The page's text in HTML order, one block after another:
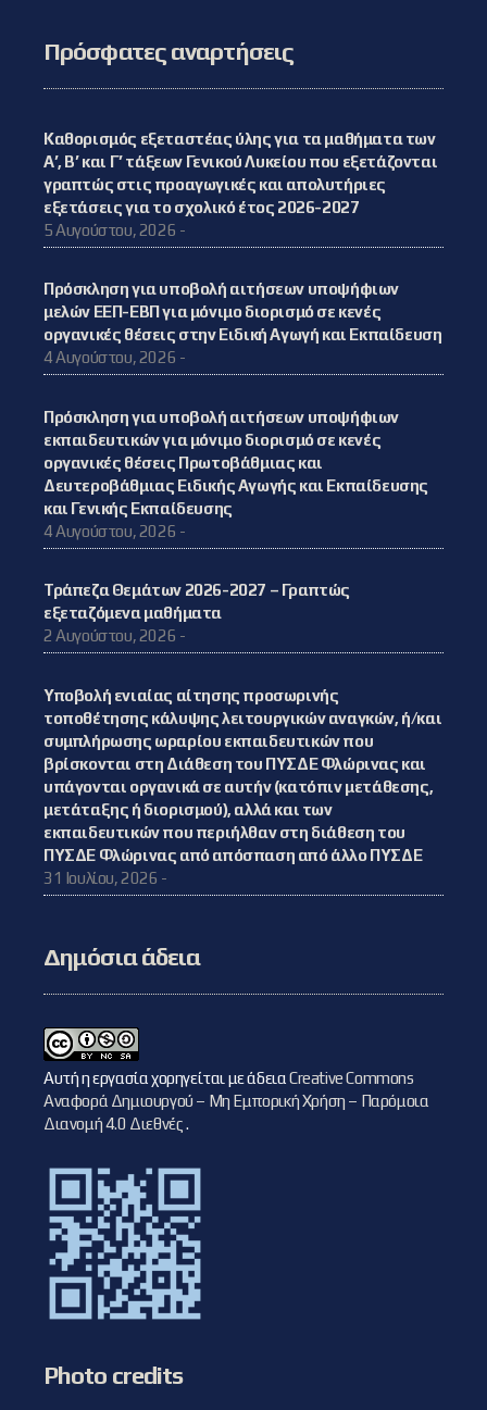
Πρόσφατες αναρτήσεις
Καθορισμός εξεταστέας ύλης για τα μαθήματα των
Α’, Β’ και Γ’ τάξεων Γενικού Λυκείου που εξετάζονται
γραπτώς στις προαγωγικές και απολυτήριες
εξετάσεις για το σχολικό έτος 2026-2027
5 Αυγούστου, 2026 -
Πρόσκληση για υποβολή αιτήσεων υποψήφιων
μελών ΕΕΠ-ΕΒΠ για μόνιμο διορισμό σε κενές
οργανικές θέσεις στην Ειδική Αγωγή και Εκπαίδευση
4 Αυγούστου, 2026 -
Πρόσκληση για υποβολή αιτήσεων υποψήφιων
εκπαιδευτικών για μόνιμο διορισμό σε κενές
οργανικές θέσεις Πρωτοβάθμιας και
Δευτεροβάθμιας Ειδικής Αγωγής και Εκπαίδευσης
και Γενικής Εκπαίδευσης
4 Αυγούστου, 2026 -
Τράπεζα Θεμάτων 2026-2027 – Γραπτώς
εξεταζόμενα μαθήματα
2 Αυγούστου, 2026 -
Υποβολή ενιαίας αίτησης προσωρινής
τοποθέτησης κάλυψης λειτουργικών αναγκών, ή/και
συμπλήρωσης ωραρίου εκπαιδευτικών που
βρίσκονται στη Διάθεση του ΠΥΣΔΕ Φλώρινας και
υπάγονται οργανικά σε αυτήν (κατόπιν μετάθεσης,
μετάταξης ή διορισμού), αλλά και των
εκπαιδευτικών που περιήλθαν στη διάθεση του
ΠΥΣΔΕ Φλώρινας από απόσπαση από άλλο ΠΥΣΔΕ
31 Ιουλίου, 2026 -
Δημόσια άδεια
Αυτή η εργασία χορηγείται με άδειαCreative Commons
Αναφορά Δημιουργού – Μη Εμπορική Χρήση – Παρόμοια
Διανομή 4.0 Διεθνές.
Photo credits